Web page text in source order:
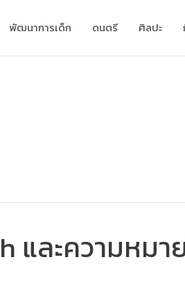
พัฒนาการเด็ก ดนตรี ศิลปะ
ละความหมา